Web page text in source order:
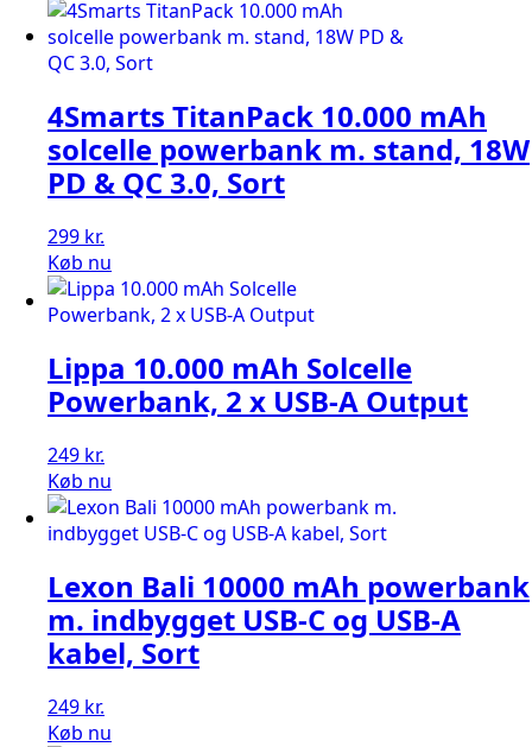
4Smarts TitanPack 10.000 mAh
solcelle powerbank m. stand, 18W
PD & QC 3.0, Sort
299 kr.
Køb nu
Lippa 10.000 mAh Solcelle
Powerbank, 2 x USB-A Output
249 kr.
Køb nu
Lexon Bali 10000 mAh powerbank
m. indbygget USB-C og USB-A
kabel, Sort
249 kr.
Køb nu